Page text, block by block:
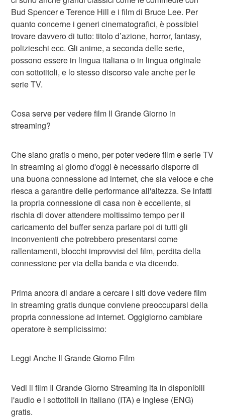
Bud Spencer e Terence Hill e i film di Bruce Lee. Per
quanto concerne i generi cinematografici, è possibiel
trovare davvero di tutto: titolo d’azione, horror, fantasy,
polizieschi ecc. Gli anime, a seconda delle serie,
possono essere in lingua italiana o in lingua originale
con sottotitoli, e lo stesso discorso vale anche per le
serie TV.
Cosa serve per vedere film Il Grande Giorno in
streaming?
Che siano gratis o meno, per poter vedere film e serie TV
in streaming al giorno d'oggi è necessario disporre di
una buona connessione ad internet, che sia veloce e che
riesca a garantire delle performance all'altezza. Se infatti
la propria connessione di casa non è eccellente, si
rischia di dover attendere moltissimo tempo per il
caricamento del buffer senza parlare poi di tutti gli
inconvenienti che potrebbero presentarsi come
rallentamenti, blocchi improvvisi del film, perdita della
connessione per via della banda e via dicendo.
Prima ancora di andare a cercare i siti dove vedere film
in streaming gratis dunque conviene preoccuparsi della
propria connessione ad internet. Oggigiorno cambiare
operatore è semplicissimo:
Leggi Anche Il Grande Giorno Film
Vedi il film Il Grande Giorno Streaming ita in disponibili
l'audio e i sottotitoli in italiano (ITA) e inglese (ENG)
gratis.